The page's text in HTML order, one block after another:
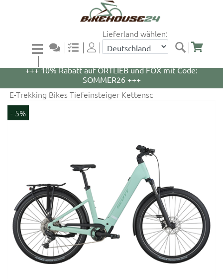
Lieferland wählen:
+++ 5% Rabatt auf WOOM Bikes und Zubehör mit
+++ 10% Rabatt auf ORTLIEB und FOX mit Code:
SOMMER26 +++
E-Trekking Bikes Tiefeinsteiger Kettensc
- 5%